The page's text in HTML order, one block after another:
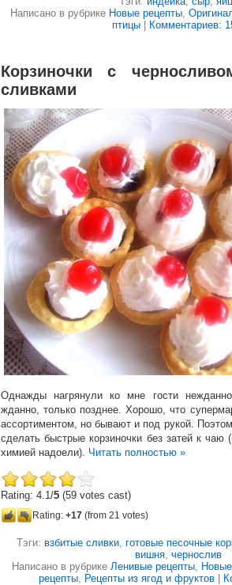
Написано в рубрике Новые рецепты,
птицы
Комментариев:
Корзиночки с
сливками
Однажды нагрянули ко мне гости
жданно, только позднее. Хорошо, что
ассортиментом, но бывают и под рукой.
сделать быстрые корзиночки без затей к чаю
химией надоели). Читать полностью »
Rating: 4.1/5 (59 votes cast)
Rating: +17 (from 21 votes)
Тэги: взбитые сливки, готовые песочные
вишня, чернослив
Написано в рубрике Ленивые рецепты,
рецепты, Рецепты из ягод и фруктов|